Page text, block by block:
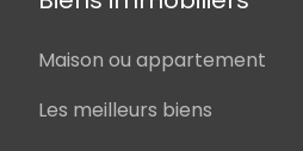
Maison ou appartement
Les meilleurs biens